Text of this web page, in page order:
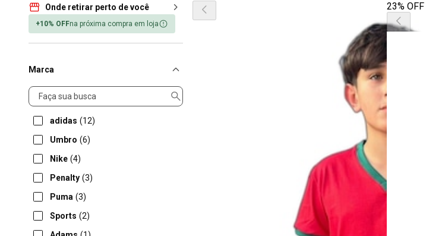
Onde retirar perto de você
+10% OFFna próxima compra em loja
Marca
Marca
adidas (12)
Umbro (6)
Nike (4)
Penalty (3)
Puma (3)
Sports (2)
23% OFF